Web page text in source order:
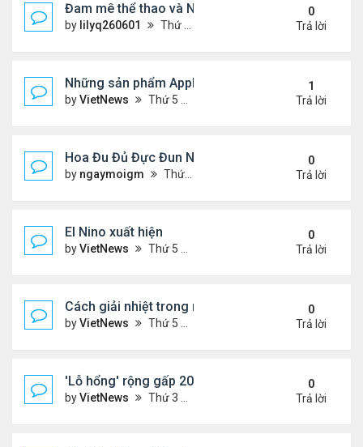
Đam mê thể thao và Ngôn ngữ thiết kế: Góc nhìn
by lilyq260601 Thứ 4 Tháng 7 22, 2026 7:13 pm
0
Trả lời
Những sản phẩm Apple có thể ra mắt ngày 8/3
byVietNews Thứ 5 Tháng 3 03, 2022 12:34 pm
1
Trả lời
Hoa Đu Đủ Đực Đun Nước Uống Với Những Tác
by ngaymoigm Thứ 5 Tháng 11 02, 2023 4:44 am
0
Trả lời
El Nino xuất hiện
byVietNews Thứ 5 Tháng 6 15, 2023 10:42 am
0
Trả lời
Cách giải nhiệt trong nắng nóng
byVietNews Thứ 5 Tháng 6 15, 2023 10:40 am
0
Trả lời
'Lỗ hổng' rộng gấp 20 lần Trái Đất xuất hiện trên
byVietNews Thứ 3 Tháng 3 28, 2023 5:56 pm
0
Trả lời